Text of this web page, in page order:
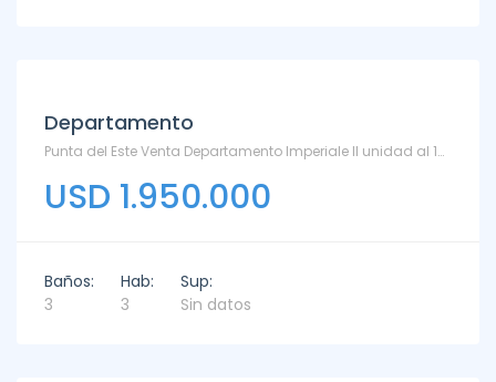
Departamento
Punta del Este Venta Departamento Imperiale II unidad al 1601 - Playa Brava
USD 1.950.000
Baños:
3
Hab:
3
Sup:
Sin datos